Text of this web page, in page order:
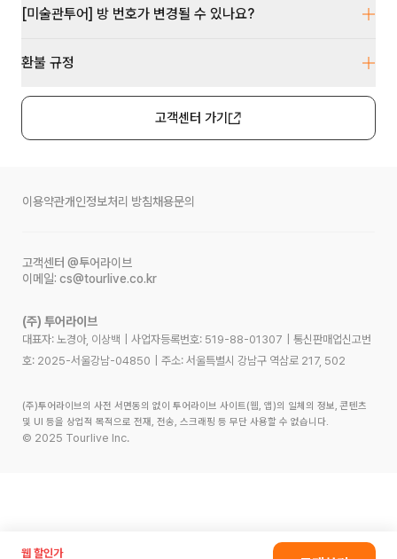
[미술관투어] 방 번호가 변경될 수 있나요?
환불 규정
고객센터 가기
이용약관개인정보처리 방침채용문의
고객센터 @투어라이브
이메일: cs@tourlive.co.kr
(주) 투어라이브
대표자: 노경아, 이상백 사업자등록번호: 519-88-01307
통신판매업신고번
호: 2025-서울강남-04850 주소: 서울특별시 강남구 역삼로 217, 502
(주)투어라이브의 사전 서면동의 없이 투어라이브 사이트(웹, 앱)의 일체의 정보, 콘텐츠
및 UI 등을 상업적 목적으로 전재, 전송, 스크래핑 등 무단 사용할 수 없습니다.
© 2025 Tourlive Inc.
웹 할인가